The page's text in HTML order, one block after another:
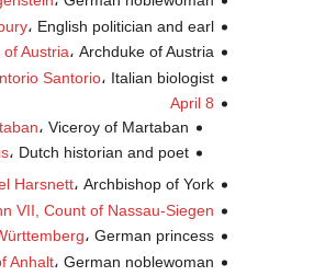
، English politician and earl (ت.
Austria، Archduke of Austria (ت.
Santorio، Italian biologist (ت.
April 8
، Viceroy of Martaban (ت.
، Dutch historian and poet (ت.
Harsnett، Archbishop of York (ت.
VII, Count of Nassau-Siegen
، German princess (ت.
Anhalt، German noblewoman (ت.